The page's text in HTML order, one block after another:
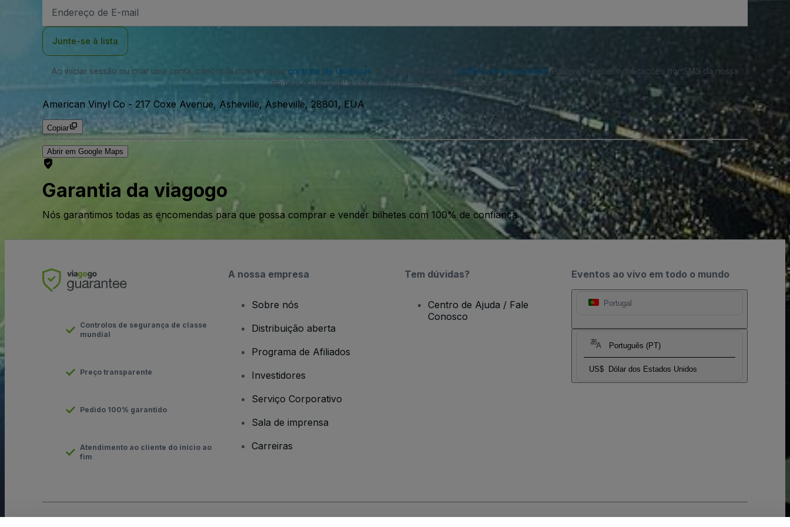
de
Junte-se à lista
Ao iniciar sessão ou criar uma conta, concorda com o nosso contrato de utilizador política de privacidade . Poderá receber notificações por SMS da nossa
parte e poderá optar por não as receber a qualquer momento.
American Vinyl Co - 217 Coxe Avenue, Asheville, Asheville, 28801, EUA
Copiar
Abrir em Google Maps
Garantia da viagogo
Nós garantimos todas as encomendas para que possa comprar e vender bilhetes com 100% de confiança.
Eventos ao vivo em todo o mundo
Portugal
Português (PT)
US$ Dólar dos Estados Unidos
Controlos de segurança de classe
mundial
Preço transparente
Pedido 100% garantido
Atendimento ao cliente do início ao
fim
A nossa empresa
Sobre nós
Distribuição aberta
Programa de Afiliados
Investidores
Serviço Corporativo
Sala de imprensa
Carreiras
Tem dúvidas?
Centro de Ajuda / Fale
Conosco